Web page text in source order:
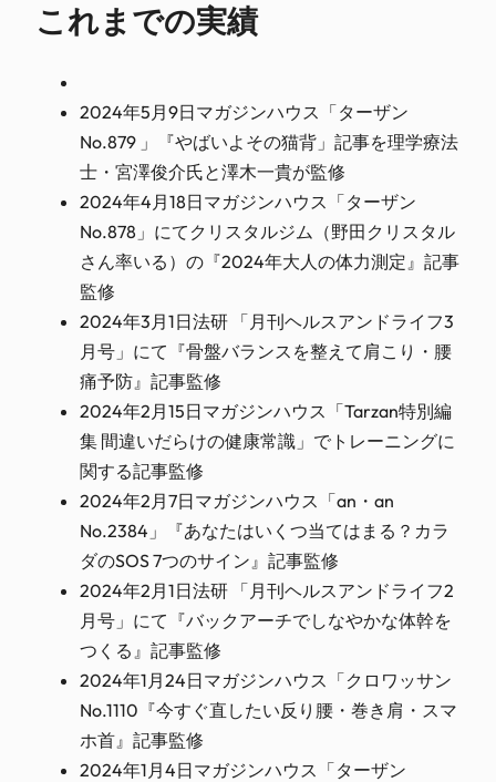
これまでの実績
2024年5月9日マガジンハウス「ターザン
No.879 」『やばいよその猫背」記事を理学療法
士・宮澤俊介氏と澤木一貴が監修
2024年4月18日マガジンハウス「ターザン
No.878」にてクリスタルジム（野田クリスタル
さん率いる）の『2024年大人の体力測定』記事
監修
2024年3月1日法研 「月刊ヘルスアンドライフ3
月号」にて『骨盤バランスを整えて肩こり・腰
痛予防』記事監修
2024年2月15日マガジンハウス「Tarzan特別編
集 間違いだらけの健康常識」でトレーニングに
関する記事監修
2024年2月7日マガジンハウス「an・an
No.2384」『あなたはいくつ当てはまる？カラ
ダのSOS 7つのサイン』記事監修
2024年2月1日法研 「月刊ヘルスアンドライフ2
月号」にて『バックアーチでしなやかな体幹を
つくる』記事監修
2024年1月24日マガジンハウス「クロワッサン
No.1110『今すぐ直したい反り腰・巻き肩・スマ
ホ首』記事監修
2024年1月4日マガジンハウス「ターザン